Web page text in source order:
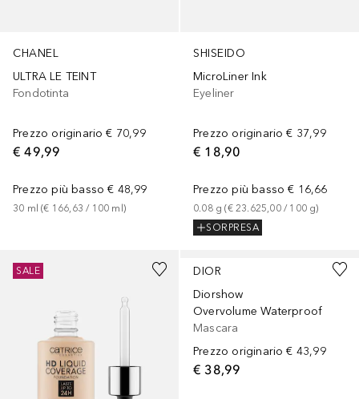
CHANEL
ULTRA LE TEINT
Fondotinta
Prezzo originario € 70,99
€ 49,99
Prezzo più basso € 48,99
30 ml (€ 166,63 / 100 ml)
SHISEIDO
MicroLiner Ink
Eyeliner
Prezzo originario € 37,99
€ 18,90
Prezzo più basso € 16,66
0.08 g (€ 23.625,00 / 100 g)
SORPRESA
SALE
DIOR
Diorshow
Overvolume Waterproof
Mascara
Prezzo originario € 43,99
€ 38,99